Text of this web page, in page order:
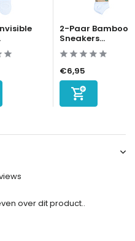
2-Paar Bamboo
Sneakers...
€6,95
over dit product..